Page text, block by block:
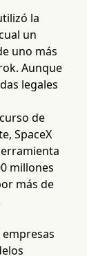
la
un
uno más
Aunque
legales
de
SpaceX
millones
más de